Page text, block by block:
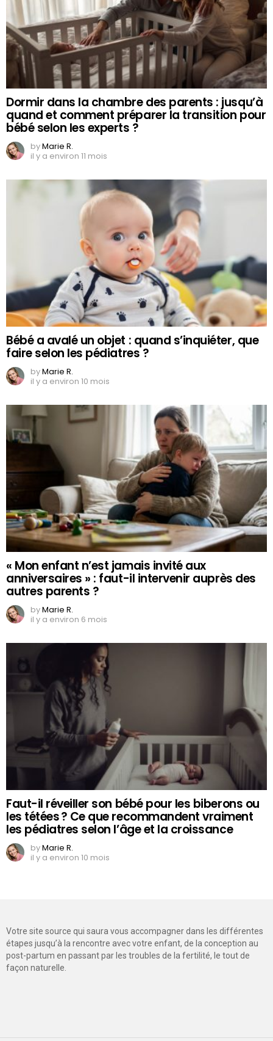
Dormir dans la chambre des parents : jusqu’à
quand et comment préparer la transition pour
bébé selon les experts ?
byMarie R.
il y a environ 11 mois
Bébé a avalé un objet : quand s’inquiéter, que
faire selon les pédiatres ?
byMarie R.
il y a environ 10 mois
« Mon enfant n’est jamais invité aux
anniversaires » : faut-il intervenir auprès des
autres parents ?
byMarie R.
il y a environ 6 mois
Faut-il réveiller son bébé pour les biberons ou
les tétées ? Ce que recommandent vraiment
les pédiatres selon l’âge et la croissance
byMarie R.
il y a environ 10 mois
Votre site source qui saura vous accompagner dans les différentes
étapes jusqu’à la rencontre avec votre enfant, de la conception au
post-partum en passant par les troubles de la fertilité, le tout de
façon naturelle.